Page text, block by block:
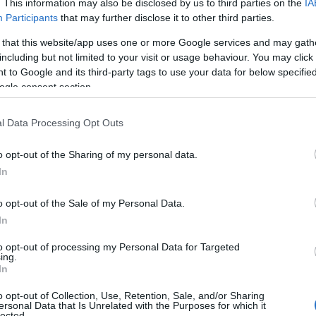
This information may also be disclosed by us to third parties on the
Participants that may further disclose it to other third parties.
that this website/app uses one or more Google services and may
but not limited to your visit or usage behaviour. You may
to Google and its third-party tags to use your data for below
consent section.
Data Processing Opt Outs
opt-out of the Sharing of my personal data.
opt-out of the Sale of my Personal Data.
opt-out of processing my Personal Data for Targeted
opt-out of Collection, Use, Retention, Sale, and/or Sharing
Data that Is Unrelated with the Purposes for which it
στη Γενική Εκπαίδευση Δευτεροβάθμιας
στην ΕΑΕ Δευτεροβάθμιας Εκπαίδευσης
στη Γενική Εκπαίδευση Πρωτοβάθμιας
Αγγλικών σε μόνο 2 ημέρες στα χέρια